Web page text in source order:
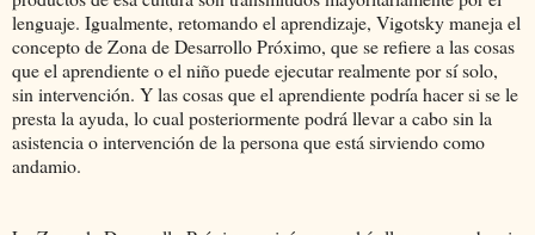
lenguaje. Igualmente, retomando el aprendizaje, Vigotsky maneja el
concepto de Zona de Desarrollo Próximo, que se refiere a las cosas
que el aprendiente o el niño puede ejecutar realmente por sí solo,
sin intervención. Y las cosas que el aprendiente podría hacer si se le
presta la ayuda, lo cual posteriormente podrá llevar a cabo sin la
asistencia o intervención de la persona que está sirviendo como
andamio.